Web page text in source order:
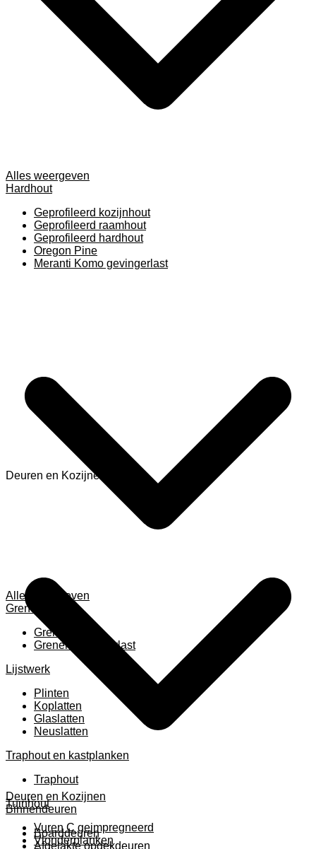
Alles weergeven
Hardhout
Geprofileerd kozijnhout
Geprofileerd raamhout
Geprofileerd hardhout
Oregon Pine
Meranti Komo gevingerlast
Alles weergeven
Grenen
Grenen B ruw
Grenen gevingerlast
Lijstwerk
Plinten
Koplatten
Glaslatten
Neuslatten
Traphout en kastplanken
Traphout
Tuinhout
Vuren C geimpregneerd
Vlonderplanken
Deuren en Kozijnen
Deuren en Kozijnen
Binnendeuren
Boarddeuren
Afgelakte opdekdeuren